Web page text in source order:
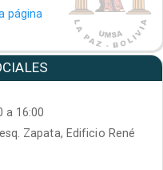
página
a 16:00
Zapata, Edificio René